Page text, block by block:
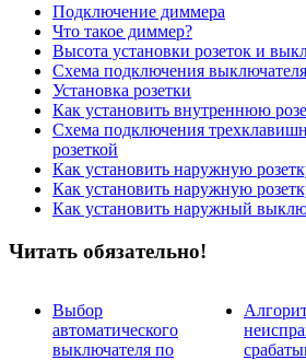
Подключение диммера
Что такое диммер?
Высота установки розеток и
Схема подключения выключателя
Установка розетки
Как установить внутреннюю
Схема подключения
розеткой
Как установить наружную
Как установить наружную
Как установить наружный
Читать обязательно!
Выбор
автоматического
выключателя по